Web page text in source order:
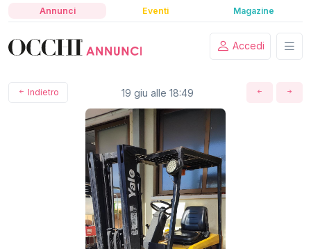
Annunci Eventi Magazine
Accedi
Indietro 19 giu alle 18:49